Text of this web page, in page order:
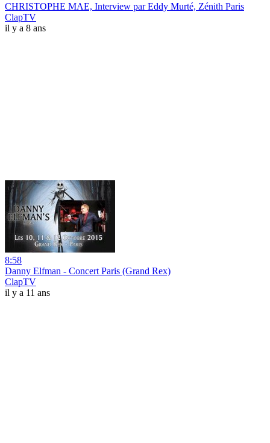
CHRISTOPHE MAE, Interview par Eddy Murté, Zénith Paris
ClapTV
il y a 8 ans
8:58
Danny Elfman - Concert Paris (Grand Rex)
ClapTV
il y a 11 ans